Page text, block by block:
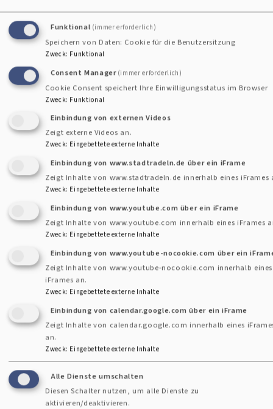
geschlossen werden. In der Regel ist das dann die
Konfession, in deren Kirche die Trauung stattfindet, und
auch der Ablauf der Trauung folgt den konfessionellen
Traditionen. Die Trauung kann von einem oder von beiden
Pfarrern des Ehepaares geleitet werden. In den
Vorbereitungen sollte das Brautpaar mit beiden Geistlichen
unter der Hauptverantwortung der/des evangelischen
Geistlichen stattfindet, braucht der/die katholische
Pfarramtes (den Dispens).
Paare, die aus bestimmten Gründen nicht standesamtlich
heiraten wollen, können ihre Lebensgemeinschaft
ebenfalls in einem Gottesdienst unter Gottes Schutz und
Geleit stellen.
Wir freuen uns, wenn SieKontaktmit uns aufnehmen!
Die Feier Deiner Liebe!
Funktional (immer erforderlich)
Speichern von Daten: Cookie für die Benutzersitzung
Zweck: Funktional
Consent Manager (immer erforderlich)
Cookie Consent speichert Ihre Einwilligungsstatus im Browser
Zweck: Funktional
Einbindung von externen Videos
Zeigt externe Videos an.
Zweck: Eingebettete externe Inhalte
Einbindung von www.stadtradeln.de über ein iFrame
Zeigt Inhalte von www.stadtradeln.de innerhalb eines iFrames
Zweck: Eingebettete externe Inhalte
Einbindung von www.youtube.com über ein iFrame
Zeigt Inhalte von www.youtube.com innerhalb eines iFrames
Zweck: Eingebettete externe Inhalte
Einbindung von www.youtube-nocookie.com über ein
Zeigt Inhalte von www.youtube-nocookie.com innerhalb eines
iFrames an.
Zweck: Eingebettete externe Inhalte
Einbindung von calendar.google.com über ein iFrame
Zeigt Inhalte von calendar.google.com innerhalb eines
an.
Zweck: Eingebettete externe Inhalte
Alle Dienste umschalten
Diesen Schalter nutzen, um alle Dienste zu
aktivieren/deaktivieren.